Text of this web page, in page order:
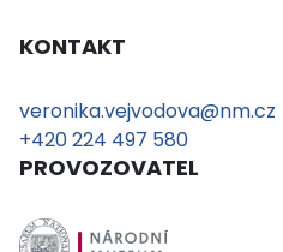
KONTAKT
veronika.vejvodova@nm.cz
+420 224 497 580
PROVOZOVATEL